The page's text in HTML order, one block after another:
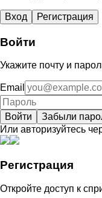
Вход Регистрация
Войти
Укажите почту и
Email
Войти
Забыли
Или авторизуйтесь
Регистрация
Откройте доступ к